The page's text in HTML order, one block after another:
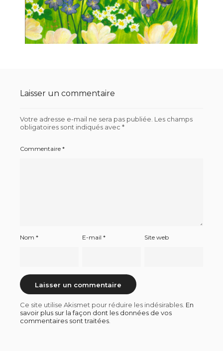
Laisser un commentaire
Votre adresse e-mail ne sera pas publiée. Les champs
obligatoires sont indiqués avec *
Commentaire *
Nom * E-mail* Site web
Ce site utilise Akismet pour réduire les indésirables. En
savoir plus sur la façon dont les données de vos
commentaires sont traitées.